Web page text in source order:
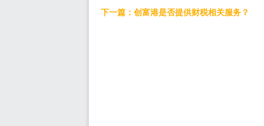
下一篇：创富港是否提供财税相关服务？